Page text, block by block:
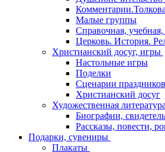
Малые группы
Справочная,
Церковь. История.
Христианский досуг, игры
Настольные игры
Поделки
Сценарии праздников
Христианский досуг
Художественная литература
Биографии,
Рассказы, повести,
Подарки, сувениры
Плакаты